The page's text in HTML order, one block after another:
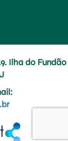
Ilha do Fundão
: